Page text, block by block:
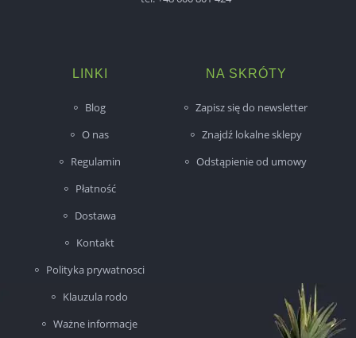
LINKI
Blog
O nas
Regulamin
Płatność
Dostawa
Kontakt
Polityka prywatnosci
Klauzula rodo
Ważne informacje
NA SKRÓTY
Zapisz się do newsletter
Znajdź lokalne sklepy
Odstąpienie od umowy